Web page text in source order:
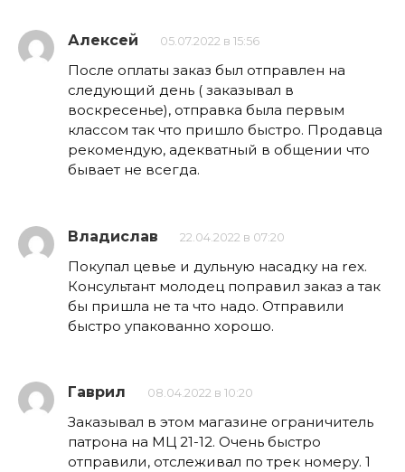
Алексей 05.07.2022 в 15:56
После оплаты заказ был отправлен на
следующий день ( заказывал в
воскресенье), отправка была первым
классом так что пришло быстро. Продавца
рекомендую, адекватный в общении что
бывает не всегда.
Владислав 22.04.2022 в 07:20
Покупал цевье и дульную насадку на rex.
Консультант молодец поправил заказ а так
бы пришла не та что надо. Отправили
быстро упакованно хорошо.
Гаврил 08.04.2022 в 10:20
Заказывал в этом магазине ограничитель
патрона на МЦ 21-12. Очень быстро
отправили, отслеживал по трек номеру. 1